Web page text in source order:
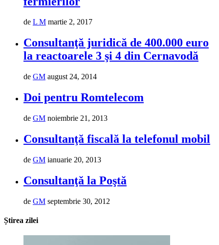
de L M martie 2, 2017
Consultanţă juridică de 400.000 euro
la reactoarele 3 şi 4 din Cernavodă
de GM august 24, 2014
Doi pentru Romtelecom
de GM noiembrie 21, 2013
Consultanţă fiscală la telefonul mobil
de GM ianuarie 20, 2013
Consultanţă la Poştă
de GM septembrie 30, 2012
Știrea zilei